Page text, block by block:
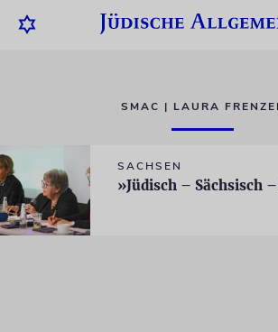
SMAC | LAURA
SACHSEN
»Jüdisch – Sächsisch